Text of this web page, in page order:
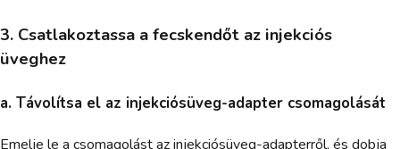
3. Csatlakoztassa a fecskendőt az injekciós
üveghez
a. Távolítsa el az injekciósüveg-adapter csomagolását
Emelje le a csomagolást az injekciósüveg-adapterről, és dobja